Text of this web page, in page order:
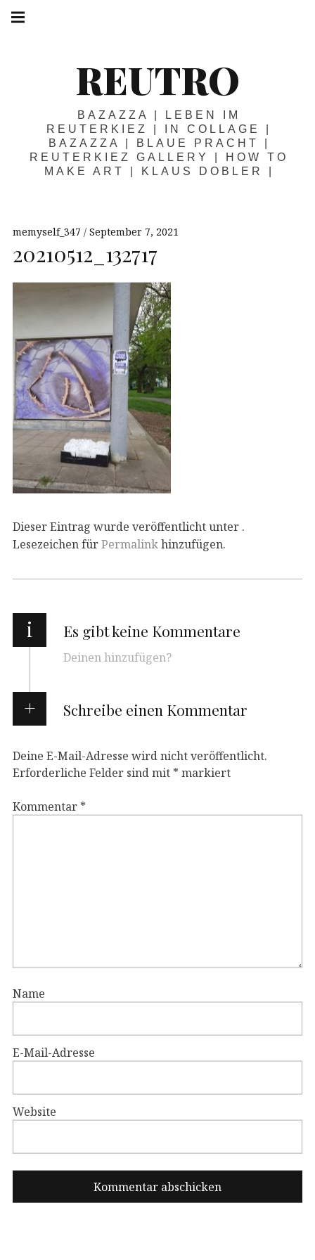
Springe
zum
REUTRO
BAZAZZA | LEBEN IM
REUTERKIEZ | IN COLLAGE |
BAZAZZA | BLAUE PRACHT |
REUTERKIEZ GALLERY | HOW TO
MAKE ART | KLAUS DOBLER |
memyself_347 September 7, 2021
20210512_132717
Dieser Eintrag wurde veröffentlicht unter .
Lesezeichen fürPermalinkhinzufügen.
i Es gibt keine Kommentare
Deinen hinzufügen?
Schreibe einen Kommentar
Deine E-Mail-Adresse wird nicht veröffentlicht.
Erforderliche Felder sind mit * markiert
Kommentar *
Name
E-Mail-Adresse
Website